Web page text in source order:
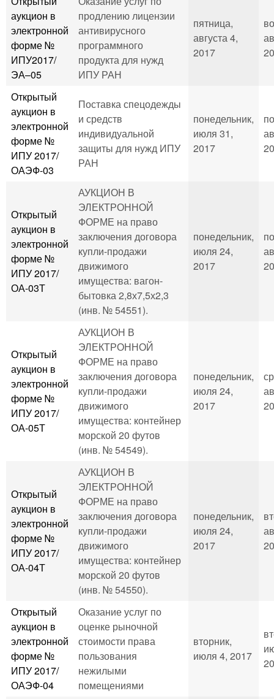
аукцион в
электронной
форме №
ИПУ2017/
ЭА–05
продлению лицензии
антивирусного
программного
продукта для нужд
ИПУ РАН
пятница,
августа 4,
2017
Открытый
аукцион в
электронной
форме №
ИПУ 2017/
ОАЭФ-03
Поставка спецодежды
и средств
индивидуальной
защиты для нужд ИПУ
РАН
понедельник,
июля 31,
2017
Открытый
аукцион в
электронной
форме №
ИПУ 2017/
ОА-03Т
АУКЦИОН В
ЭЛЕКТРОННОЙ
ФОРМЕ на право
заключения договора
купли-продажи
движимого
имущества: вагон-
бытовка 2,8х7,5х2,3
(инв. № 54551).
понедельник,
июля 24,
2017
Открытый
аукцион в
электронной
форме №
ИПУ 2017/
ОА-05Т
АУКЦИОН В
ЭЛЕКТРОННОЙ
ФОРМЕ на право
заключения договора
купли-продажи
движимого
имущества: контейнер
морской 20 футов
(инв. № 54549).
понедельник,
июля 24,
2017
Открытый
аукцион в
электронной
форме №
ИПУ 2017/
ОА-04Т
АУКЦИОН В
ЭЛЕКТРОННОЙ
ФОРМЕ на право
заключения договора
купли-продажи
движимого
имущества: контейнер
морской 20 футов
(инв. № 54550).
понедельник,
июля 24,
2017
Открытый
аукцион в
электронной
форме №
ИПУ 2017/
ОАЭФ-04
Оказание услуг по
оценке рыночной
стоимости права
пользования
нежилыми
помещениями
вторник,
июля 4, 2017